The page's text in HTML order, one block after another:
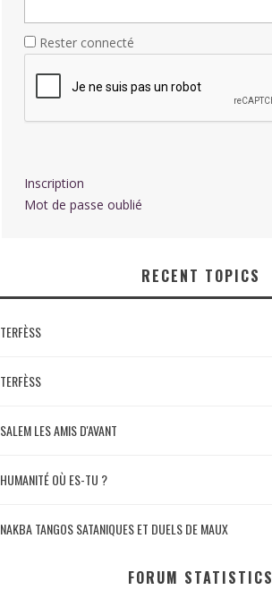
Rester connecté
Inscription
Mot de passe oublié
RECENT TOPICS
TERFÈSS
TERFÈSS
SALEM LES AMIS D'AVANT
HUMANITÉ OÙ ES-TU ?
NAKBA TANGOS SATANIQUES ET DUELS DE MAUX
FORUM STATISTICS